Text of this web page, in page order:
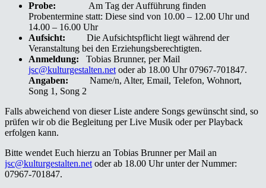
Probe: Am Tag der Aufführung finden
Probentermine statt: Diese sind von 10.00 – 12.00 Uhr und
14.00 – 16.00 Uhr
Aufsicht: Die Aufsichtspflicht liegt während der
Veranstaltung bei den Erziehungsberechtigten.
Anmeldung: Tobias Brunner, per Mail
jsc@kulturgestalten.net oder ab 18.00 Uhr 07967-701847.
Angaben: Name/n, Alter, Email, Telefon, Wohnort,
Song 1, Song 2
Falls abweichend von dieser Liste andere Songs gewünscht sind, so
prüfen wir ob die Begleitung per Live Musik oder per Playback
erfolgen kann.
Bitte wendet Euch hierzu an Tobias Brunner per Mail an
jsc@kulturgestalten.net oder ab 18.00 Uhr unter der Nummer:
07967-701847.